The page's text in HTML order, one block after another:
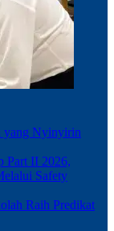
yang Nyinyirin
Part II 2026,
Safety
Raih Predikat